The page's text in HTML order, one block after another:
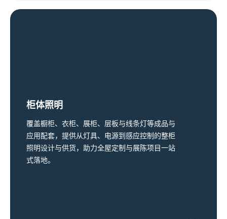
柜体照明
覆盖橱柜、衣柜、展柜、层板与线条灯等成品与
应用配套，提供从灯具、电源到感应控制的整柜
照明设计与供货，助力全屋定制与展陈项目一站
式落地。